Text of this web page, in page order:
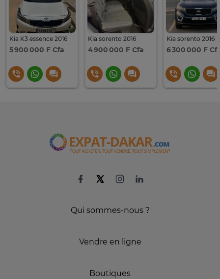
Kia K3 essence 2016
5 900 000 F Cfa
Kia sorento 2016
4 900 000 F Cfa
Kia sorento 2016
6 300 000 F
Qui sommes-nous ?
Vendre en ligne
Boutiques